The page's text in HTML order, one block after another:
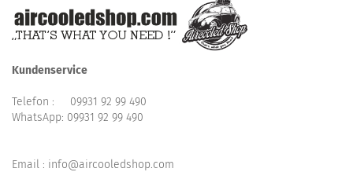
Kundenservice
Telefon : 09931 92 99 490
WhatsApp: 09931 92 99 490
Email : info@aircooledshop.com